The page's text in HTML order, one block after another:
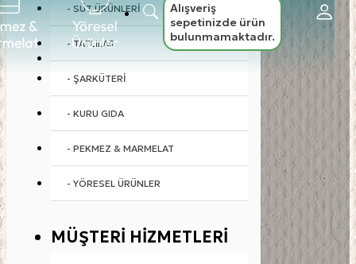
Alışveriş
sepetinizde ürün
bulunmamaktadır.
- SÜT ÜRÜNLERI
- TATLILAR
- ŞARKÜTERI
- KURU GIDA
- PEKMEZ & MARMELAT
- YÖRESEL ÜRÜNLER
MÜŞTERI HIZMETLERI